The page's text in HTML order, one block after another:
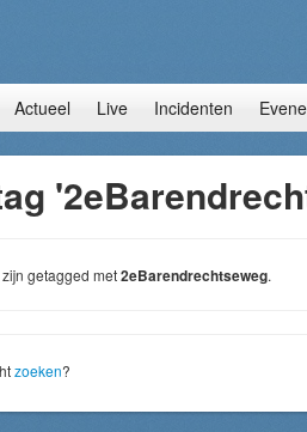
Actueel Live Incidenten
getagged met2eBarendrechtseweg.
zoeken?